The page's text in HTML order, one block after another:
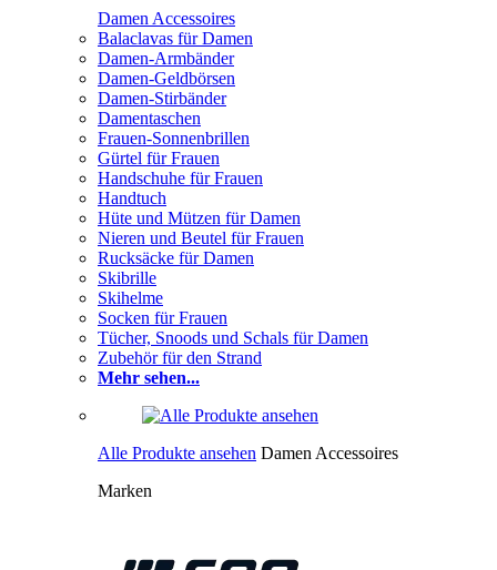
Damen Accessoires
Balaclavas für Damen
Damen-Armbänder
Damen-Geldbörsen
Damen-Stirbänder
Damentaschen
Frauen-Sonnenbrillen
Gürtel für Frauen
Handschuhe für Frauen
Handtuch
Hüte und Mützen für Damen
Nieren und Beutel für Frauen
Rucksäcke für Damen
Skibrille
Skihelme
Socken für Frauen
Tücher, Snoods und Schals für Damen
Zubehör für den Strand
Mehr sehen...
Alle Produkte ansehen Damen Accessoires
Marken